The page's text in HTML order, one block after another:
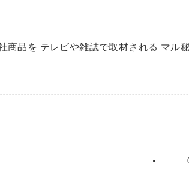
商品を テレビや雑誌で取材される マル秘